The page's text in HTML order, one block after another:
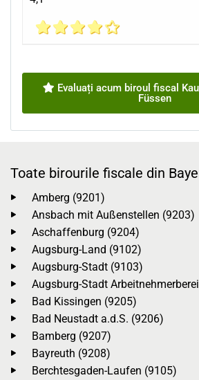
Evaluați acum biroul fiscal
Füssen
Toate birourile fiscale din
Amberg (9201)
Ansbach mit Außenstellen (9203)
Aschaffenburg (9204)
Augsburg-Land (9102)
Augsburg-Stadt (9103)
Augsburg-Stadt
Bad Kissingen (9205)
Bad Neustadt a.d.S. (9206)
Bamberg (9207)
Bayreuth (9208)
Berchtesgaden-Laufen (9105)